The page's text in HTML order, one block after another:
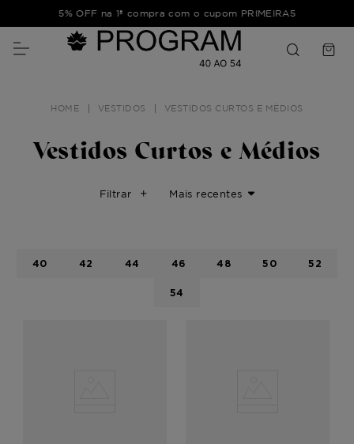
5% OFF na 1ª compra com o cupom PRIMEIRA5
VESTIDOS VESTIDOS CURTOS E MÉDIOS
Vestidos Curtos e Médios
Filtrar Mais recentes
40 42 44 46 48 50 52
54